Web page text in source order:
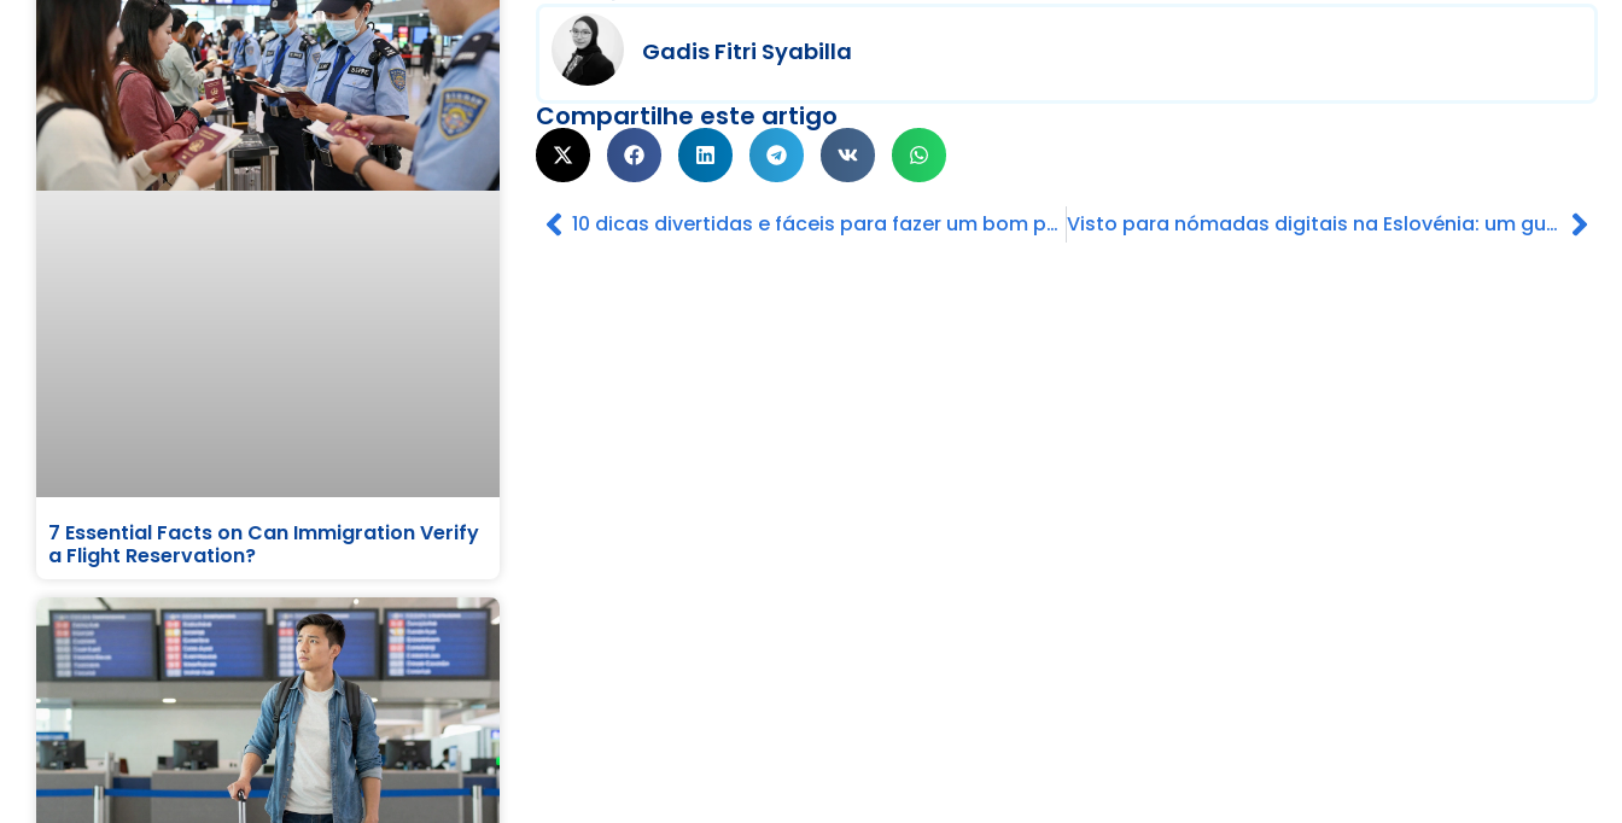
7 Essential Facts on Can Immigration Verify
a Flight Reservation?
Gadis Fitri Syabilla
Compartilhe este artigo
10 dicas divertidas e fáceis para fazer um bom pedido de visto Schengen Visto para nómadas digitais na Eslovénia: um guia completo para profissionais remotos